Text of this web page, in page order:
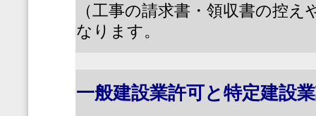
（工事の請求書・領収書の控
なります。
一般建設業許可と特定建設